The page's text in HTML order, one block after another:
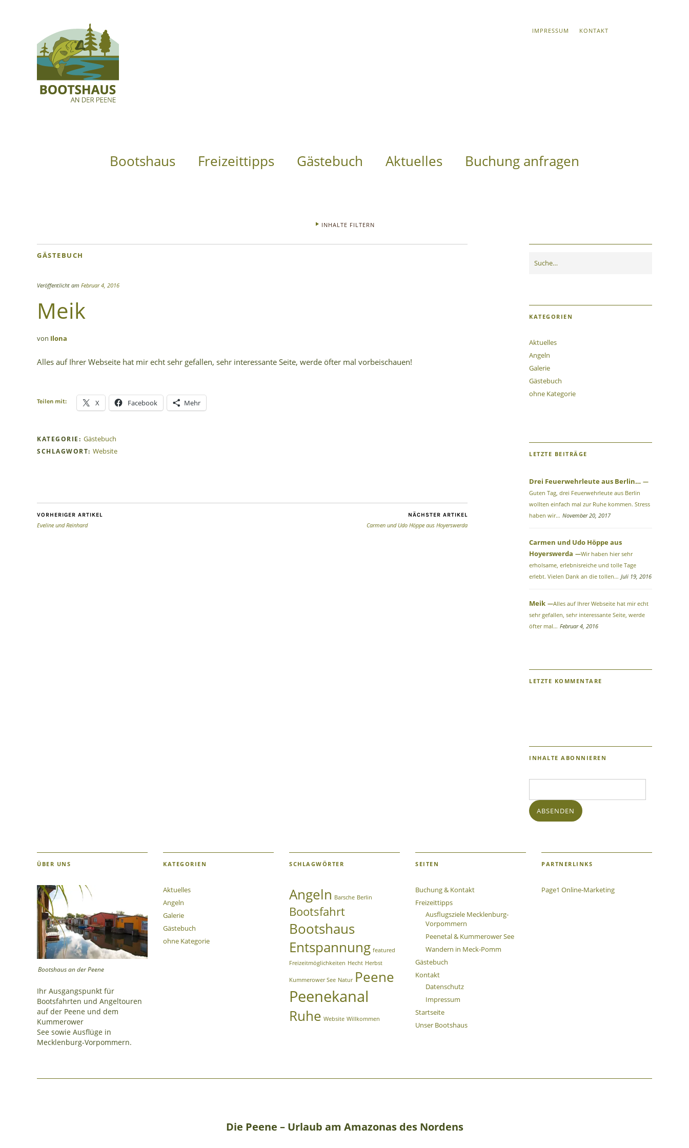
IMPRESSUM KONTAKT
Bootshaus Freizeittipps Gästebuch Aktuelles Buchung anfragen
INHALTE FILTERN
GÄSTEBUCH
Veröffentlicht am Februar 4, 2016
Meik
von Ilona
Alles auf Ihrer Webseite hat mir echt sehr gefallen, sehr interessante Seite, werde öfter mal vorbeischauen!
Teilen mit: X Facebook Mehr
KATEGORIE: Gästebuch
SCHLAGWORT: Website
VORHERIGER ARTIKEL
Eveline und Reinhard
NÄCHSTER ARTIKEL
Carmen und Udo Höppe aus Hoyerswerda
KATEGORIEN
Aktuelles
Angeln
Galerie
Gästebuch
ohne Kategorie
LETZTE BEITRÄGE
Drei Feuerwehrleute aus Berlin…
Guten Tag, drei Feuerwehrleute aus Berlin
wollten einfach mal zur Ruhe kommen. Stress
haben wir… November 20, 2017
Carmen und Udo Höppe aus
Hoyerswerda
Wir haben hier sehr
erholsame, erlebnisreiche und tolle Tage
erlebt. Vielen Dank an die tollen… Juli 19, 2016
Meik
Alles auf Ihrer Webseite hat mir echt
sehr gefallen, sehr interessante Seite, werde
öfter mal… Februar 4, 2016
LETZTE KOMMENTARE
INHALTE ABONNIEREN
Adresse:
ABSENDEN
ÜBER UNS
Bootshaus an der Peene
Ihr Ausgangspunkt für
Bootsfahrten und Angeltouren
auf der Peene und dem
Kummerower
See sowie Ausflüge in
Mecklenburg-Vorpommern.
KATEGORIEN
Aktuelles
Angeln
Galerie
Gästebuch
ohne Kategorie
SCHLAGWÖRTER
Angeln Barsche Berlin
Bootsfahrt
Bootshaus
Entspannung featured
Freizeitmöglichkeiten Hecht Herbst
Kummerower See Natur Peene
Peenekanal
Ruhe Website Willkommen
SEITEN
Buchung & Kontakt
Freizeittipps
Ausflugsziele Mecklenburg-
Vorpommern
Peenetal & Kummerower See
Wandern in Meck-Pomm
Gästebuch
Kontakt
Datenschutz
Impressum
Startseite
Unser Bootshaus
PARTNERLINKS
Page1 Online-Marketing
Die Peene – Urlaub am Amazonas des Nordens